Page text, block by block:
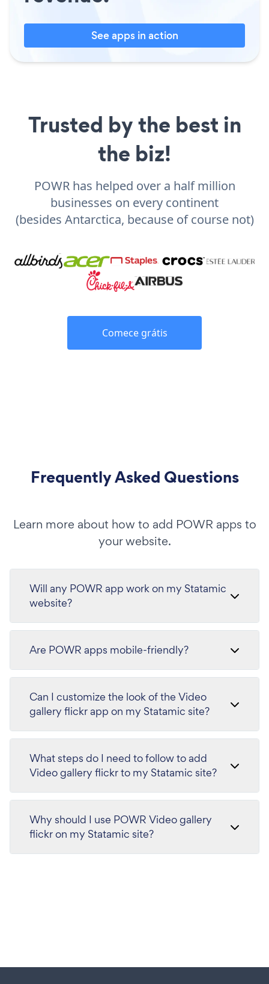
See apps in action
Trusted by the best in
the biz!
POWR has helped over a half million
businesses on every continent
(besides Antarctica, because of course not)
Comece grátis
Frequently Asked Questions
Learn more about how to add POWR apps to
your website.
Will any POWR app work on my Statamic
website?
Are POWR apps mobile-friendly?
Can I customize the look of the Video
gallery flickr app on my Statamic site?
What steps do I need to follow to add
Video gallery flickr to my Statamic site?
Why should I use POWR Video gallery
flickr on my Statamic site?